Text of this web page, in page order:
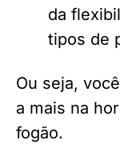
da
tipos de
Ou seja,
a mais na
fogão.